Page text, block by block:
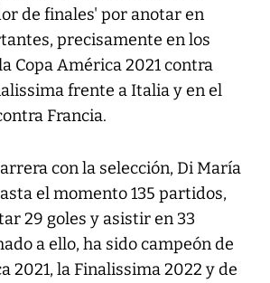
de finales' por anotar en
precisamente en los
Copa América 2021 contra
frente a Italia y en el
Francia.
con la selección, Di María
el momento 135 partidos,
29 goles y asistir en 33
a ello, ha sido campeón de
2021, la Finalissima 2022 y de